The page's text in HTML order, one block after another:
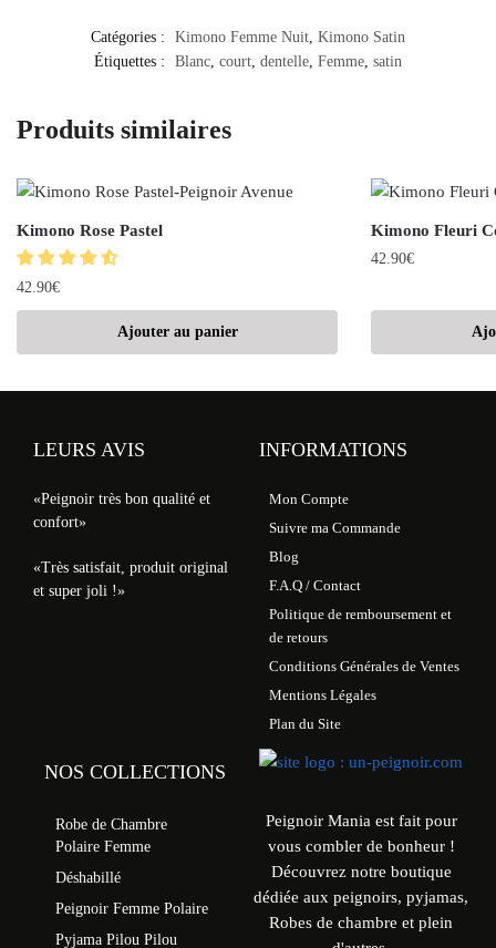
Catégories : Kimono Femme Nuit Kimono Satin
Étiquettes :
Blanc court dentelle Femme satin
Produits similaires
Kimono Rose Pastel
42.90€
Ajouter au panier
Kimono Fleuri
42.90€
LEURS AVIS
«Peignoir très bon qualité et
confort»
«Très satisfait, produit original
et super joli !»
INFORMATIONS
Mon Compte
Suivre ma Commande
Blog
F.A.Q / Contact
Politique de remboursement et
de retours
Conditions Générales de Ventes
Mentions Légales
Plan du Site
NOS COLLECTIONS
Robe de Chambre
Polaire Femme
Déshabillé
Peignoir Femme Polaire
Pyjama Pilou Pilou
Peignoir Mania est fait pour
vous combler de bonheur !
Découvrez notre boutique
dédiée aux peignoirs, pyjamas,
Robes de chambre et plein